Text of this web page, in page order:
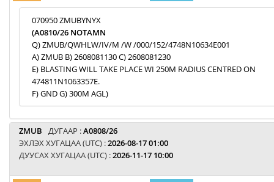
070950 ZMUBYNYX
(A0810/26 NOTAMN
Q) ZMUB/QWHLW/IV/M /W /000/152/4748N10634E001
A) ZMUB B) 2608081130 C) 2608081230
E) BLASTING WILL TAKE PLACE WI 250M RADIUS CENTRED ON
474811N1063357E.
F) GND G) 300M AGL)
ZMUB ДУГААР :A0808/26
ЭХЛЭХ ХУГАЦАА (UTC) :2026-08-17 01:00
ДУУСАХ ХУГАЦАА (UTC) :2026-11-17 10:00